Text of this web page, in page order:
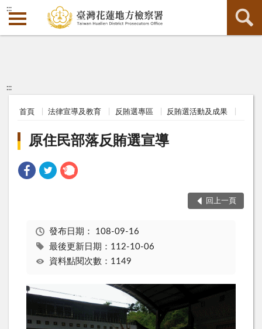
:::
:::
首頁 法律宣導及教育 反賄選專區 反賄選活動及成果
原住民部落反賄選宣導
回上一頁
發布日期： 108-09-16
最後更新日期：112-10-06
資料點閱次數：1149